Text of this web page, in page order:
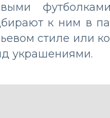
к ним в
стиле или
украшениями.